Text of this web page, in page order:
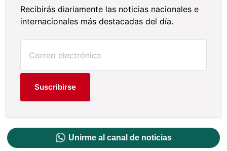
Recibirás diariamente las noticias nacionales e
internacionales más destacadas del día.
Suscribirse
Unirme al canal de noticias